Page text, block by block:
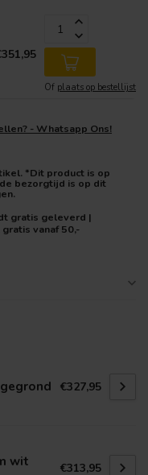
Of plaats op bestellijst
- Whatsapp Ons!
*Dit product is op
bezorgtijd is op dit
gratis geleverd |
vanaf 50,-
€327,95
wit €313,95